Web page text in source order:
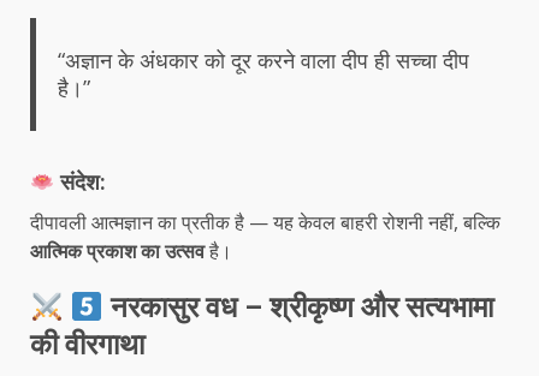
“अज्ञान के अंधकार को दूर करने वाला दीप ही सच्चा दीप
है।”
संदेश:
दीपावली आत्मज्ञान का प्रतीक है — यह केवल बाहरी रोशनी नहीं, बल्कि
आत्मिक प्रकाश का उत्सवहै।
नरकासुर वध – श्रीकृष्ण और सत्यभामा
की वीरगाथा